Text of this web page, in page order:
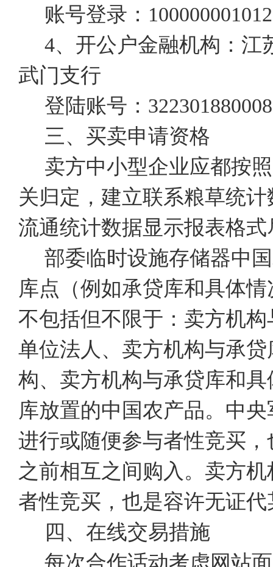
账号登录：
4、开公户金融机构：江
武门支行
登陆账号：
三、买卖申请资格
卖方中小型企业应都按
关归定，建立联系粮草统
流通统计数据显示报表格式
部委临时设施存储器中
库点（例如承贷库和具体
不包括但不限于：卖方机
单位法人、卖方机构与承
构、卖方机构与承贷库和
库放置的中国农产品。中
进行或随便参与者性竞买
之前相互之间购入。卖方
者性竞买，也是容许无证
四、在线交易措施
每次合作话动考虑网站